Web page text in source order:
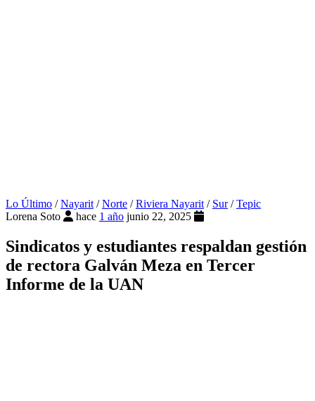
Lo Último /Nayarit/Norte /Riviera Nayarit/ Sur/Tepic
Lorena Soto
hace 1 año junio 22, 2025
Sindicatos y estudiantes respaldan gestión
de rectora Galván Meza en Tercer
Informe de la UAN